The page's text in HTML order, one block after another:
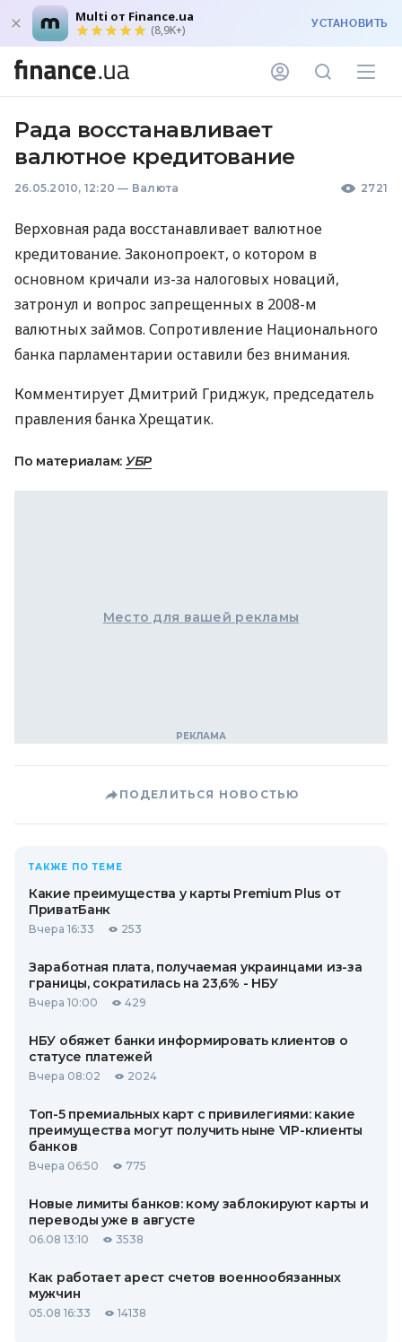
Multi от Finance.ua
(8,9K+) УСТАНОВИТЬ
Рада восстанавливает
валютное кредитование
26.05.2010, 12:20 — Валюта 2721
Верховная рада восстанавливает валютное
кредитование. Законопроект, о котором в
основном кричали из-за налоговых новаций,
затронул и вопрос запрещенных в 2008-м
валютных займов. Сопротивление Национального
банка парламентарии оставили без внимания.
Комментирует Дмитрий Гриджук, председатель
правления банка Хрещатик.
По материалам: УБР
Место для вашей рекламы
ПОДЕЛИТЬСЯ НОВОСТЬЮ
ТАКЖЕ ПО ТЕМЕ
Какие преимущества у карты Premium Plus от
ПриватБанк
Вчера 16:33 253
Заработная плата, получаемая украинцами из-за
границы, сократилась на 23,6% - НБУ
Вчера 10:00 429
НБУ обяжет банки информировать клиентов о
статусе платежей
Вчера 08:02 2024
Топ-5 премиальных карт с привилегиями: какие
преимущества могут получить ныне VIP-клиенты
банков
Вчера 06:50 775
Новые лимиты банков: кому заблокируют карты и
переводы уже в августе
06.08 13:10 3538
Как работает арест счетов военнообязанных
мужчин
05.08 16:33 14138